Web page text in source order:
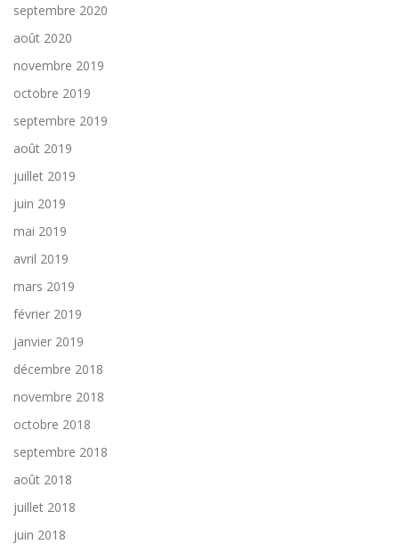
septembre 2020
août 2020
novembre 2019
octobre 2019
septembre 2019
août 2019
juillet 2019
juin 2019
mai 2019
avril 2019
mars 2019
février 2019
janvier 2019
décembre 2018
novembre 2018
octobre 2018
septembre 2018
août 2018
juillet 2018
juin 2018